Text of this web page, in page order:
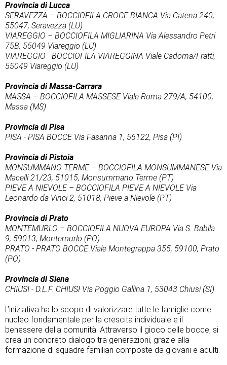
Provincia di Lucca
SERAVEZZA – BOCCIOFILA CROCE BIANCA Via Catena 240,
55047, Seravezza (LU)
VIAREGGIO – BOCCIOFILA MIGLIARINA Via Alessandro Petri
75B, 55049 Viareggio (LU)
VIAREGGIO - BOCCIOFILA VIAREGGINA Viale Cadorna/Fratti,
55049 Viareggio (LU)
Provincia di Massa-Carrara
MASSA – BOCCIOFILA MASSESE Viale Roma 279/A, 54100,
Massa (MS)
Provincia di Pisa
PISA - PISA BOCCE Via Fasanna 1, 56122, Pisa (PI)
Provincia di Pistoia
MONSUMMANO TERME – BOCCIOFILA MONSUMMANESE Via
Macelli 21/23, 51015, Monsummano Terme (PT)
PIEVE A NIEVOLE – BOCCIOFILA PIEVE A NIEVOLE Via
Leonardo da Vinci 2, 51018, Pieve a Nievole (PT)
Provincia di Prato
MONTEMURLO – BOCCIOFILA NUOVA EUROPA Via S. Babila
9, 59013, Montemurlo (PO)
PRATO - PRATO BOCCE Viale Montegrappa 355, 59100, Prato
(PO)
Provincia di Siena
CHIUSI - D.L.F. CHIUSI Via Poggio Gallina 1, 53043 Chiusi (SI)
L’iniziativa ha lo scopo di valorizzare tutte le famiglie come
nucleo fondamentale per la crescita individuale e il
benessere della comunità. Attraverso il gioco delle bocce, si
crea un concreto dialogo tra generazioni, grazie alla
formazione di squadre familiari composte da giovani e adulti.